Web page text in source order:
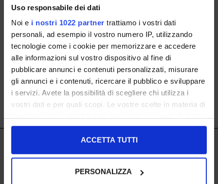
Uso responsabile dei dati
Noi e i nostri 1022 partner trattiamo i vostri dati
personali, ad esempio il vostro numero IP, utilizzando
tecnologie come i cookie per memorizzare e accedere
alle informazioni sul vostro dispositivo al fine di
pubblicare annunci e contenuti personalizzati, misurare
gli annunci e i contenuti, ricercare il pubblico e sviluppare
i servizi. Avete la possibilità di scegliere chi utilizza i
vostri dati e per quali scopi. Le vostre scelte in materia di
in cui avete effettuato le vostre scelte. È possibile
modificare o revocare il proprio consenso in qualsiasi
momento dalla Dichiarazione sui cookie o facendo clic
ACCETTA TUTTI
PERSONALIZZA
Beatles Con Elastici
36 37 38 39 41
€ 99.00 -41.2%
SHOW ITEMS1to1of1 total
IL LACCIO
Negozi
ISCRIVITI ALLA NOSTRA NEWSLETTER